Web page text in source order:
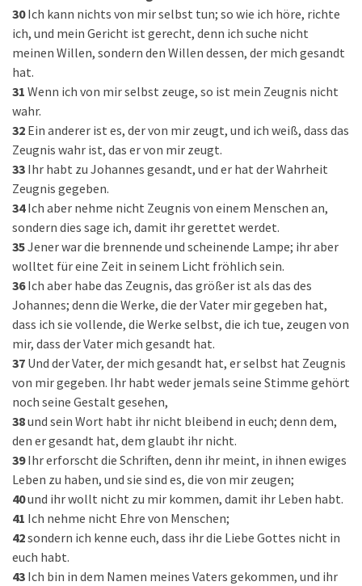
30 Ich kann nichts von mir selbst tun; so wie ich höre, richte
ich, und mein Gericht ist gerecht, denn ich suche nicht
meinen Willen, sondern den Willen dessen, der mich gesandt
hat.
31 Wenn ich von mir selbst zeuge, so ist mein Zeugnis nicht
wahr.
32 Ein anderer ist es, der von mir zeugt, und ich weiß, dass das
Zeugnis wahr ist, das er von mir zeugt.
33 Ihr habt zu Johannes gesandt, und er hat der Wahrheit
Zeugnis gegeben.
34 Ich aber nehme nicht Zeugnis von einem Menschen an,
sondern dies sage ich, damit ihr gerettet werdet.
35Jener war die brennende und scheinende Lampe; ihr aber
wolltet für eine Zeit in seinem Licht fröhlich sein.
36 Ich aber habe das Zeugnis, das größer ist als das des
Johannes; denn die Werke, die der Vater mir gegeben hat,
dass ich sie vollende, die Werke selbst, die ich tue, zeugen von
mir, dass der Vater mich gesandt hat.
37 Und der Vater, der mich gesandt hat, er selbst hat Zeugnis
von mir gegeben. Ihr habt weder jemals seine Stimme gehört
noch seine Gestalt gesehen,
38und sein Wort habt ihr nicht bleibend in euch; denn dem,
den er gesandt hat, dem glaubt ihr nicht.
39 Ihr erforscht die Schriften, denn ihr meint, in ihnen ewiges
Leben zu haben, und sie sind es, die von mir zeugen;
40und ihr wollt nicht zu mir kommen, damit ihr Leben habt.
41 Ich nehme nicht Ehre von Menschen;
42sondern ich kenne euch, dass ihr die Liebe Gottes nicht in
euch habt.
43 Ich bin in dem Namen meines Vaters gekommen, und ihr